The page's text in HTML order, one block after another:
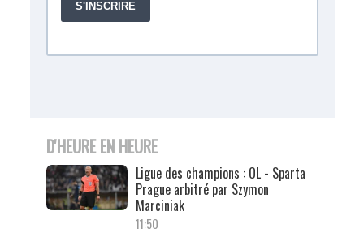
D'HEURE EN HEURE
Ligue des champions : OL - Sparta
Prague arbitré par Szymon
Marciniak
11:50